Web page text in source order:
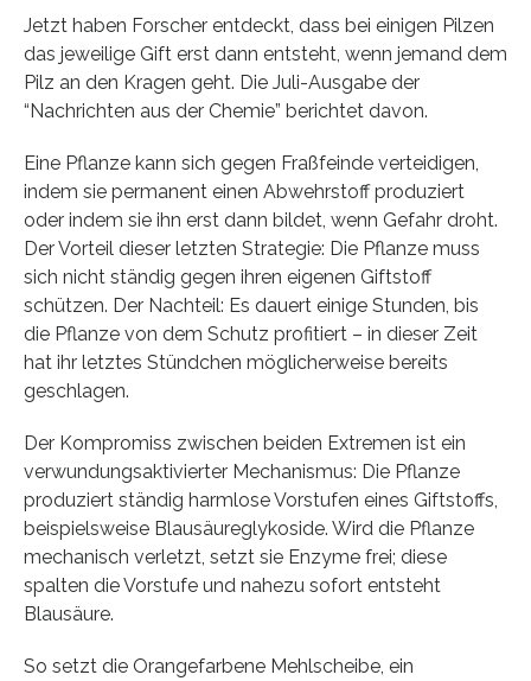
Jetzt haben Forscher entdeckt, dass bei einigen Pilzen
das jeweilige Gift erst dann entsteht, wenn jemand dem
Pilz an den Kragen geht. Die Juli-Ausgabe der
“Nachrichten aus der Chemie” berichtet davon.
Eine Pflanze kann sich gegen Fraßfeinde verteidigen,
indem sie permanent einen Abwehrstoff produziert
oder indem sie ihn erst dann bildet, wenn Gefahr droht.
Der Vorteil dieser letzten Strategie: Die Pflanze muss
sich nicht ständig gegen ihren eigenen Giftstoff
schützen. Der Nachteil: Es dauert einige Stunden, bis
die Pflanze von dem Schutz profitiert – in dieser Zeit
hat ihr letztes Stündchen möglicherweise bereits
geschlagen.
Der Kompromiss zwischen beiden Extremen ist ein
verwundungsaktivierter Mechanismus: Die Pflanze
produziert ständig harmlose Vorstufen eines Giftstoffs,
beispielsweise Blausäureglykoside. Wird die Pflanze
mechanisch verletzt, setzt sie Enzyme frei; diese
spalten die Vorstufe und nahezu sofort entsteht
Blausäure.
So setzt die Orangefarbene Mehlscheibe, ein